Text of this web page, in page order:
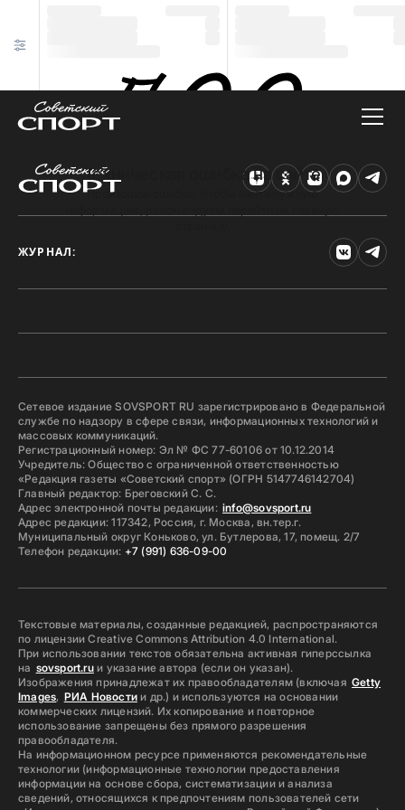
Техническая ошибка на сайте
Произошла ошибка. Чтобы найти нужную
ЖУРНАЛ:
Сетевое издание SOVSPORT RU зарегистрировано в Федеральной
службе по надзору в сфере связи, информационных технологий и
массовых коммуникаций.
Регистрационный номер: Эл № ФС 77-60106 от 10.12.2014
Учредитель: Общество с ограниченной ответственностью
«Редакция газеты «Советский спорт» (ОГРН 5147746142704)
Главный редактор: Бреговский С. С.
Адрес электронной почты редакции: info@sovsport.ru
Адрес редакции: 117342, Россия, г. Москва, вн.тер.г.
Муниципальный округ Коньково, ул. Бутлерова, 17, помещ. 2/7
Телефон редакции: +7 (991) 636-09-00
Текстовые материалы, созданные редакцией, распространяются
по лицензии Creative Commons Attribution 4.0 International.
При использовании текстов обязательна активная гиперссылка
на sovsport.ruи указание автора (если он указан).
Изображения принадлежат их правообладателям (включая Getty
Images, РИА Новостии др.) и используются на основании
коммерческих лицензий. Их копирование и повторное
использование запрещены без прямого разрешения
правообладателя.
На информационном ресурсе применяются рекомендательные
технологии (информационные технологии предоставления
информации на основе сбора, систематизации и анализа
сведений, относящихся к предпочтениям пользователей сети